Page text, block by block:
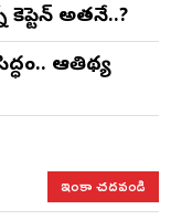
కెప్టెన్ అతనే..?
ఆతిథ్య
ఇంకా చదవండి